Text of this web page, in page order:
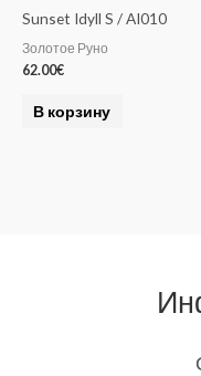
Sunset Idyll S / AI010
Золотое Руно
62.00€
В корзину